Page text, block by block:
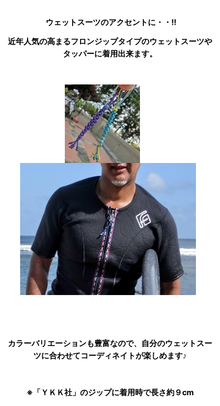
ウェットスーツのアクセントに・・!!
近年人気の高まるフロンジップタイプのウェットスーツや
タッパーに着用出来ます。
カラーバリエーションも豊富なので、自分のウェットスー
ツに合わせてコーディネイトが楽しめます♪
※「ＹＫＫ社」のジップに着用時で長さ約９cm